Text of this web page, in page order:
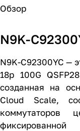
Обзор
N9K-
N9K-C92300YC —
18p 100G
созданная на
Cloud Scale,
коммутаторов
фиксированной